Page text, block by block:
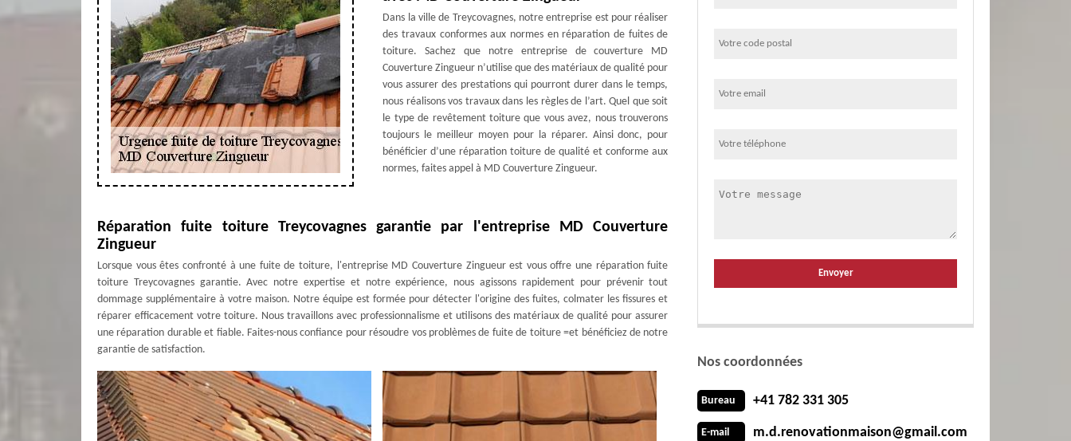
Dans la ville de Treycovagnes, notre entreprise est pour réaliser
des travaux conformes aux normes en réparation de fuites de
toiture. Sachez que notre entreprise de couverture MD
Couverture Zingueur n’utilise que des matériaux de qualité pour
vous assurer des prestations qui pourront durer dans le temps,
nous réalisons vos travaux dans les règles de l’art. Quel que soit
le type de revêtement toiture que vous avez, nous trouverons
toujours le meilleur moyen pour la réparer. Ainsi donc, pour
bénéficier d’une réparation toiture de qualité et conforme aux
normes, faites appel à MD Couverture Zingueur.
Réparation fuite toiture Treycovagnes garantie par l'entreprise MD Couverture
Zingueur
Lorsque vous êtes confronté à une fuite de toiture, l'entreprise MD Couverture Zingueur est vous offre une réparation fuite
toiture Treycovagnes garantie. Avec notre expertise et notre expérience, nous agissons rapidement pour prévenir tout
dommage supplémentaire à votre maison. Notre équipe est formée pour détecter l'origine des fuites, colmater les fissures et
réparer efficacement votre toiture. Nous travaillons avec professionnalisme et utilisons des matériaux de qualité pour assurer
une réparation durable et fiable. Faites-nous confiance pour résoudre vos problèmes de fuite de toiture =et bénéficiez de notre
garantie de satisfaction.
Nos coordonnées
Bureau +41 782 331 305
E-mail m.d.renovationmaison@gmail.com